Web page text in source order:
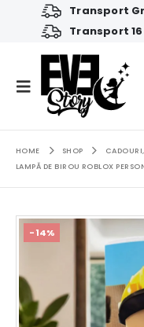
Transport
Transport
HOME SHOP CADOURI,
LAMPĂ DE BIROU ROBLOX
-14%